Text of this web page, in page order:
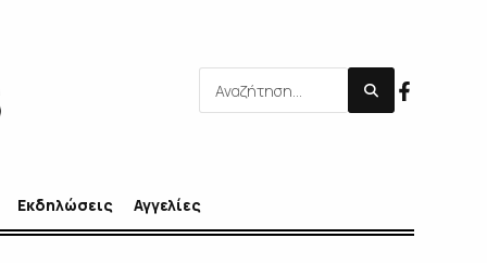
Εκδηλώσεις Αγγελίες